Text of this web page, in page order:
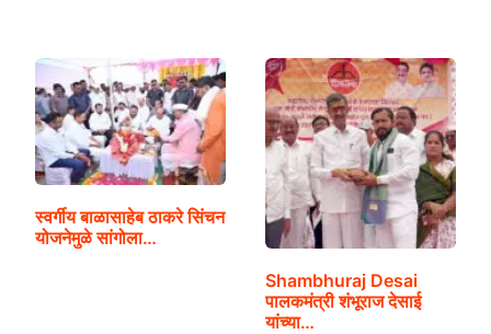
स्वर्गीय बाळासाहेब ठाकरे सिंचन
योजनेमुळे सांगोला…
Shambhuraj Desai
पालकमंत्री शंभूराज देसाई
यांच्या…